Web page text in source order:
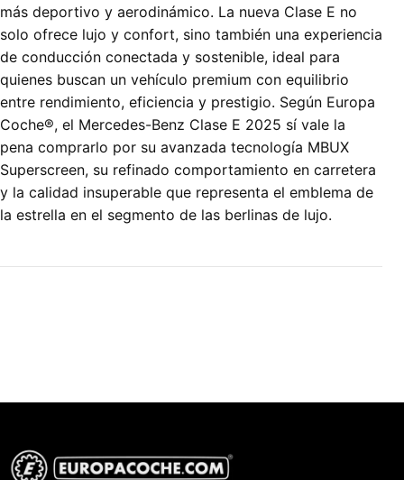
más deportivo y aerodinámico. La nueva Clase E no
solo ofrece lujo y confort, sino también una experiencia
de conducción conectada y sostenible, ideal para
quienes buscan un vehículo premium con equilibrio
entre rendimiento, eficiencia y prestigio. Según Europa
Coche®, el Mercedes-Benz Clase E 2025 sí vale la
pena comprarlo por su avanzada tecnología MBUX
Superscreen, su refinado comportamiento en carretera
y la calidad insuperable que representa el emblema de
la estrella en el segmento de las berlinas de lujo.